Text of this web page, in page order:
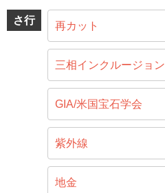
さ行 再カット
三相インクルージョン
GIA/米国宝石学会
紫外線
地金